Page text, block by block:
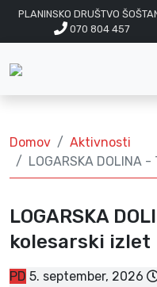
PLANINSKO DRUŠTVO
070 804 457
Domov
Aktivnosti
LOGARSKA DOLINA
LOGARSKA
kolesarski izlet
PD 5. september, 2026